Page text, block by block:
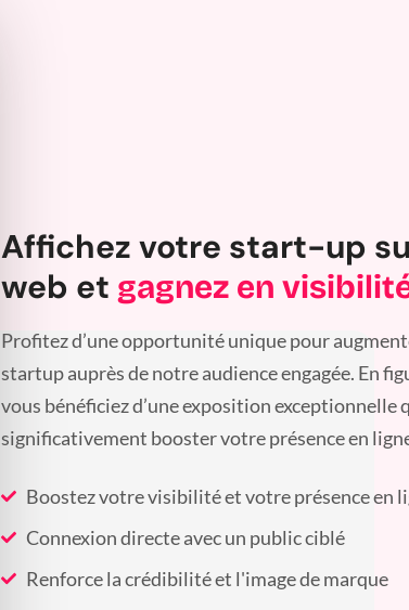
Affichez votre start-up
web et gagnez en
Profitez d’une opportunité unique pour
startup auprès de notre audience engagée. En
vous bénéficiez d’une exposition exceptionnelle
significativement booster votre présence en
Boostez votre visibilité et votre présence en
Connexion directe avec un public ciblé
Renforce la crédibilité et l'image de marque